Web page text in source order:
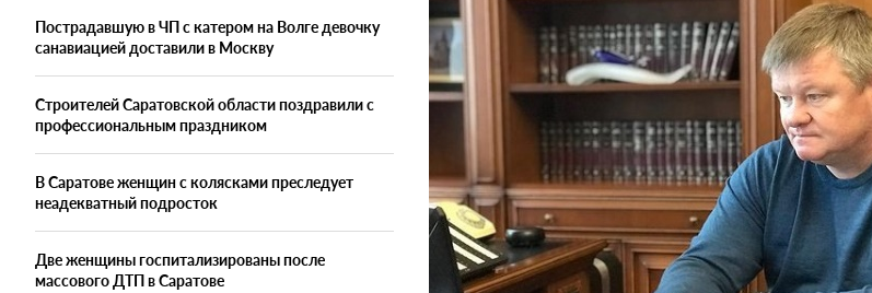
Пострадавшую в ЧП с катером на Волге девочку
санавиацией доставили в Москву
Строителей Саратовской области поздравили с
профессиональным праздником
В Саратове женщин с колясками преследует
неадекватный подросток
Две женщины госпитализированы после
массового ДТП в Саратове